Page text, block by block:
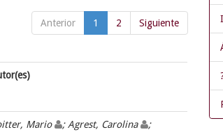
Anterior 1 2 Siguiente
Mario ; Agrest, Carolina
;